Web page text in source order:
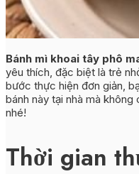
Bánh mì khoai tây phô
yêu thích, đặc biệt là trẻ
bước thực hiện đơn giản,
bánh này tại nhà mà
nhé!
Thời gian